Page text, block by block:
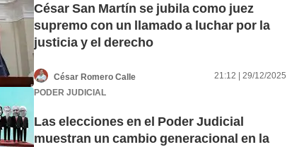
César San Martín se jubila como juez
supremo con un llamado a luchar por la
justicia y el derecho
César Romero Calle
21:12 | 29/12/2025
PODER JUDICIAL
Las elecciones en el Poder Judicial
muestran un cambio generacional en la